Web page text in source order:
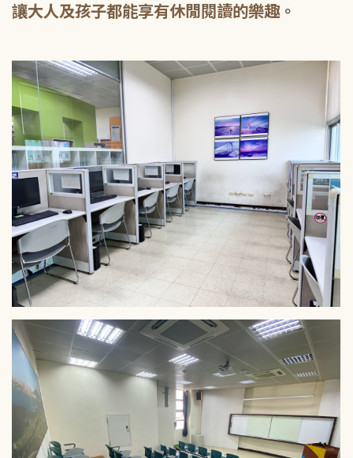
讓大人及孩子都能享有休閒閱讀的樂趣。